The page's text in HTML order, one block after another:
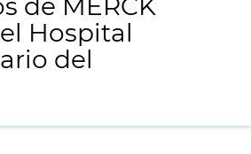
de MERCK
Hospital
del